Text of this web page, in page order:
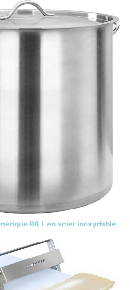
98 L en acier inoxydable